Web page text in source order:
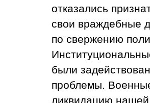
отказались
свои враждебные
по свержению
были
проблемы.
ликвидацию